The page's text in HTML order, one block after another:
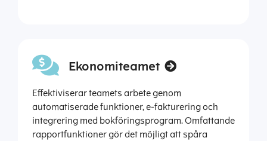
Ekonomiteamet
Effektiviserar teamets arbete genom
automatiserade funktioner, e-fakturering och
integrering med bokföringsprogram. Omfattande
rapportfunktioner gör det möjligt att spåra